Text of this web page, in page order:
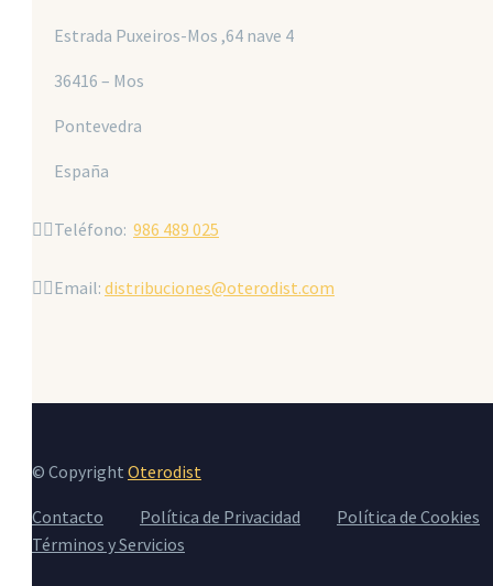
Estrada Puxeiros-Mos ,64 nave 4
36416 – Mos
Pontevedra
España
Teléfono: 986 489 025
Email: distribuciones@oterodist.com
© Copyright Oterodist
Contacto Política de Privacidad
Política de Cookies
Términos y Servicios